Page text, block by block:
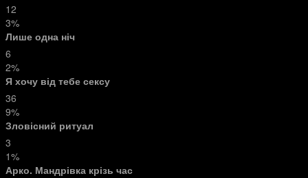
12
3%
Лише одна ніч
6
2%
Я хочу від тебе сексу
36
9%
Зловісний ритуал
3
1%
Арко. Мандрівка крізь час